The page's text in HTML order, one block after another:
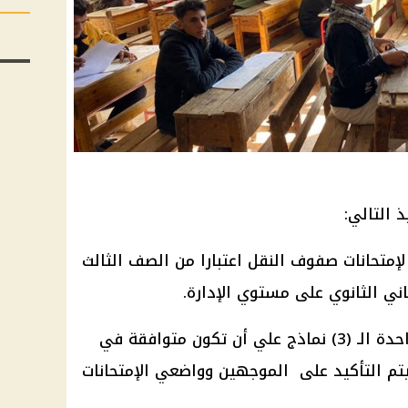
التالي:
صفوف النقل اعتبارا من الصف الثالث
الثانوي على مستوي الإدارة.
2. يكون داخل اللجنة الإمتحانية الواحدة الـ (3) نماذج علي أن تكون متوافقة في
التأكيد على الموجهين وواضعي الإمتحانات